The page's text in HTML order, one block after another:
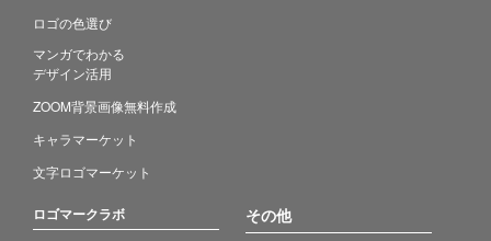
ロゴの色選び
マンガでわかる
デザイン活用
ZOOM背景画像無料作成
キャラマーケット
文字ロゴマーケット
ロゴマークラボ その他